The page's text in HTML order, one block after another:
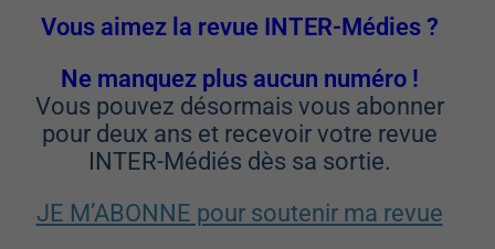
Vous aimez la revue INTER-Médies ?
Ne manquez plus aucun numéro !
­Vous pouvez désormais vous abonner
pour deux ans et recevoir votre revue
INTER-Médiés dès sa sortie.
JE M’ABONNE pour soutenir ma revue